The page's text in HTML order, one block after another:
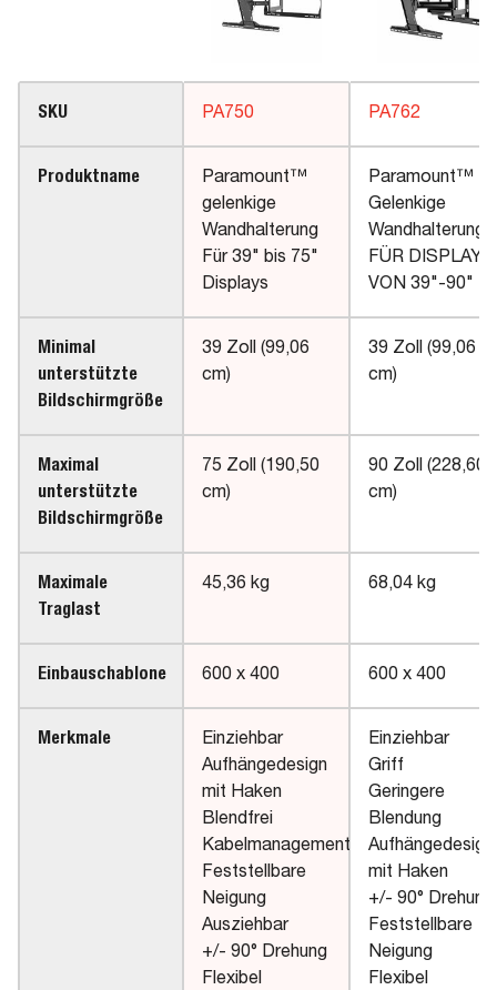
SKU PA750 PA762
Produktname
Paramount™
gelenkige
Wandhalterung
Für 39" bis 75"
Displays
Paramount™
Gelenkige
Wandhalterung
FÜR DISPLAYS
VON 39"-90"
Minimal
unterstützte
Bildschirmgröße
39 Zoll (99,06
cm)
39 Zoll (99,06
cm)
Maximal
unterstützte
Bildschirmgröße
75 Zoll (190,50
cm)
90 Zoll (228,60
cm)
Maximale
Traglast
45,36 kg 68,04 kg
Einbauschablone 600 x 400 600 x 400
Merkmale
Einziehbar
Aufhängedesign
mit Haken
Blendfrei
Kabelmanagement
Feststellbare
Neigung
Ausziehbar
+/- 90° Drehung
Flexibel
Einziehbar
Griff
Geringere
Blendung
Aufhängedesign
mit Haken
+/- 90° Drehung
Feststellbare
Neigung
Flexibel